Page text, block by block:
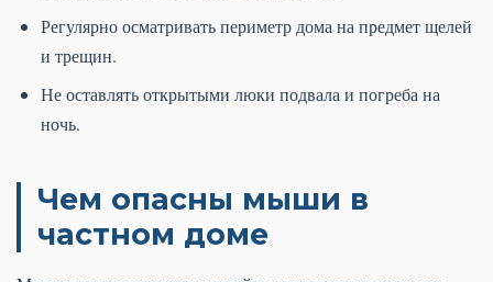
Регулярно осматривать периметр дома на предмет щелей
и трещин.
Не оставлять открытыми люки подвала и погреба на
ночь.
Чем опасны мыши в
частном доме